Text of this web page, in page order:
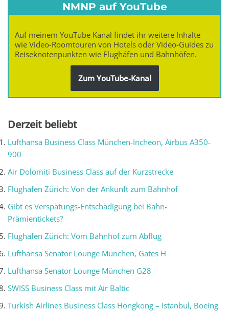
NMNP auf YouTube
Auf meinem YouTube Kanal findet ihr weitere Inhalte
wie Video-Roomtouren von Hotels oder Video-Guides zu
Reiseknotenpunkten wie Flughäfen und Bahnhöfen.
Zum YouTube-Kanal
Derzeit beliebt
Lufthansa Business Class München-Incheon, Airbus A350-
900
Air Dolomiti Business Class auf der Kurzstrecke
Flughafen Zürich: Von der Ankunft zum Bahnhof
Gibt es Verspätungs-Entschädigung bei Bahn-
Prämientickets?
Flughafen Zürich: Vom Bahnhof zum Abflug
Lufthansa Senator Lounge München, Gates H
Lufthansa Senator Lounge München G28
SWISS Business Class mit Air Baltic
Turkish Airlines Business Class Hongkong – Istanbul, Boeing